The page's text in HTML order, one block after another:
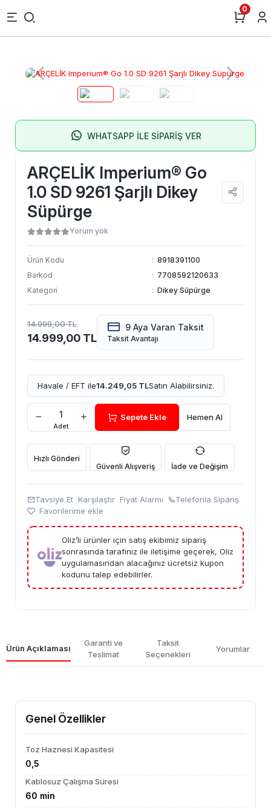
0
WHATSAPP İLE SİPARİŞ VER
ARÇELİK Imperium® Go
1.0 SD 9261 Şarjlı Dikey
Süpürge
Yorum yok
Ürün Kodu : 8918391100
Barkod
: 7708592120633
Kategori
: Dikey Süpürge
14.999,00 TL
14.999,00 TL
9 Aya Varan Taksit
Taksit Avantajı
Havale / EFT ile14.249,05 TLSatın Alabilirsiniz.
Adet
Sepete Ekle Hemen Al
Hızlı Gönderi
Güvenli Alışveriş
İade ve Değişim
Tavsiye Et Karşılaştır Fiyat Alarmı
Telefonla Sipariş
Favorilerime ekle
Oliz’li ürünler için satış ekibimiz sipariş
sonrasında tarafınız ile iletişime geçerek, Oliz
uygulamasından alacağınız ücretsiz kupon
kodunu talep edebilirler.
Ürün Açıklaması
Garanti ve
Teslimat
Taksit
Seçenekleri
Yorumlar
Genel Özellikler
Toz Haznesi Kapasitesi
0,5
Kablosuz Çalışma Süresi
60 min